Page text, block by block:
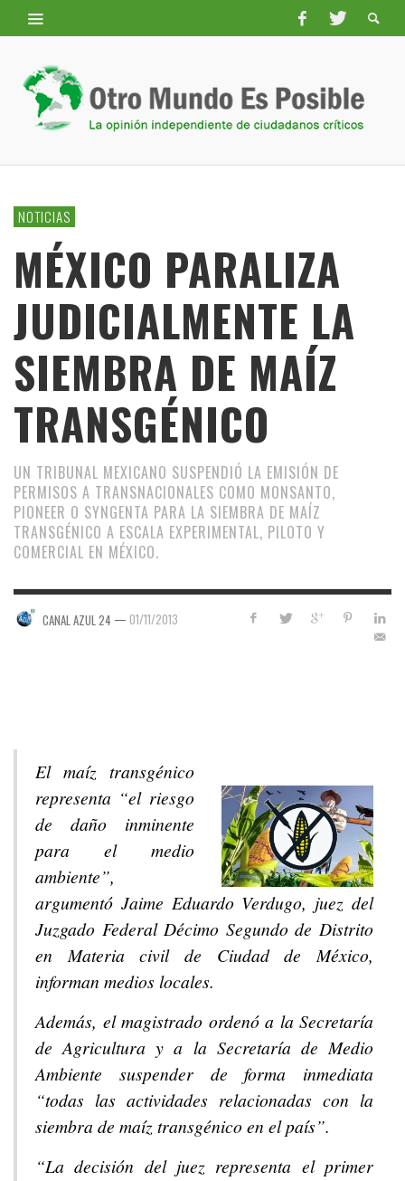
NOTICIAS
MÉXICO PARALIZA
JUDICIALMENTE LA
SIEMBRA DE MAÍZ
TRANSGÉNICO
UN TRIBUNAL MEXICANO SUSPENDIÓ LA EMISIÓN DE
PERMISOS A TRANSNACIONALES COMO MONSANTO,
PIONEER O SYNGENTA PARA LA SIEMBRA DE MAÍZ
TRANSGÉNICO A ESCALA EXPERIMENTAL, PILOTO Y
COMERCIAL EN MÉXICO.
CANAL AZUL 24 — 01/11/2013
El maíz transgénico
representa “el riesgo
de daño inminente
para el medio
ambiente”,
argumentó Jaime Eduardo Verdugo, juez del
Juzgado Federal Décimo Segundo de Distrito
en Materia civil de Ciudad de México,
informan medios locales.
Además, el magistrado ordenó a la Secretaría
de Agricultura y a la Secretaría de Medio
Ambiente suspender de forma inmediata
“todas las actividades relacionadas con la
siembra de maíz transgénico en el país”.
“La decisión del juez representa el primer